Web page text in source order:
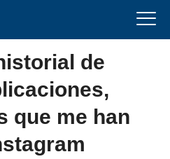
de
que me han